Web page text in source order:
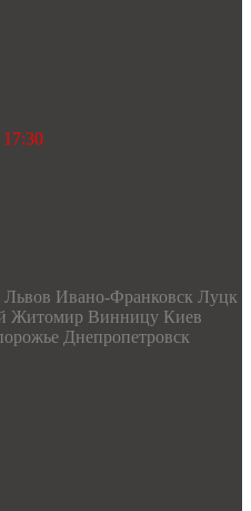
Львов Ивано-Франковск Луцк
Житомир Винницу Киев
Днепропетровск